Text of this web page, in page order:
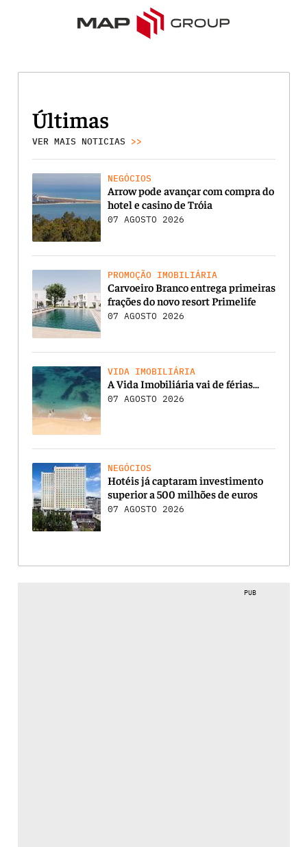
Últimas
VER MAIS NOTICIAS >>
NEGÓCIOS
Arrow pode avançar com compra do
hotel e casino de Tróia
07 AGOSTO 2026
PROMOÇÃO IMOBILIÁRIA
Carvoeiro Branco entrega primeiras
frações do novo resort Primelife
07 AGOSTO 2026
VIDA IMOBILIÁRIA
A Vida Imobiliária vai de férias…
07 AGOSTO 2026
NEGÓCIOS
Hotéis já captaram investimento
superior a 500 milhões de euros
07 AGOSTO 2026
PUB